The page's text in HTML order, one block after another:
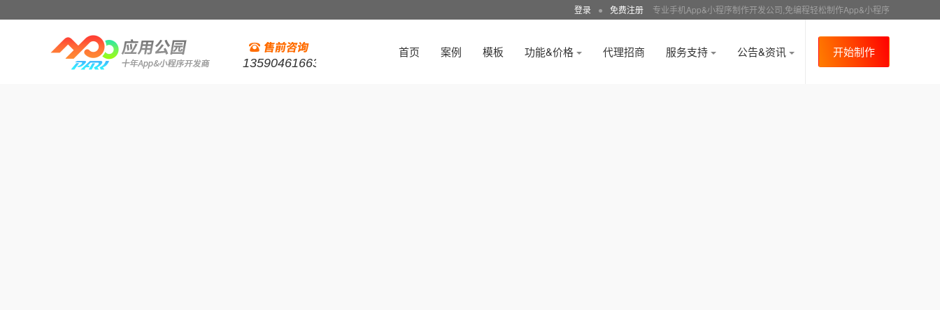
登录 ● 免费注册 专业手机App&小程序制作开发公司,免编程轻松制作App&小程序
13590461663
首页 案例 模板 功能&价格 代理招商 服务支持 公告&资讯 开始制作